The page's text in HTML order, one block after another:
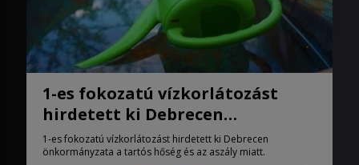
1-es fokozatú vízkorlátozást
hirdetett ki Debrecen
önkormányzata
1-es fokozatú vízkorlátozást hirdetett ki Debrecen
önkormányzata a tartós hőség és az aszály miatt.